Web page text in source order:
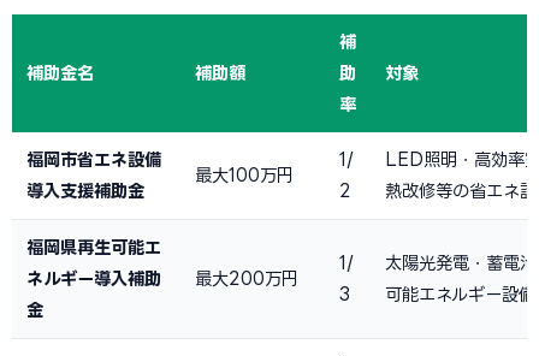
補助金名 補助額
補
助
率
対象
福岡市省エネ設備
導入支援補助金
最大100万円
1/
2
LED照明・高効率
熱改修等の省エネ
福岡県再生可能エ
ネルギー導入補助
金
最大200万円
1/
3
太陽光発電・蓄電
可能エネルギー設